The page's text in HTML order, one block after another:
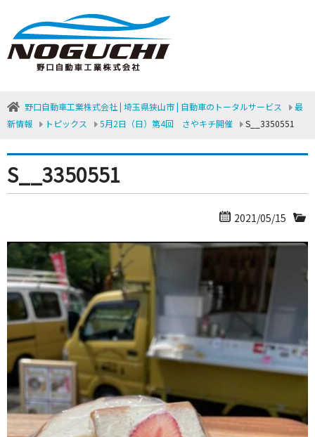
野口自動車工業株式会社 | 埼玉県狭山市 | 自動車のトータルサービス
最
新情報
トピックス 5月2日（日）第4回 さやキチ開催 S__3350551
S__3350551
2021/05/15